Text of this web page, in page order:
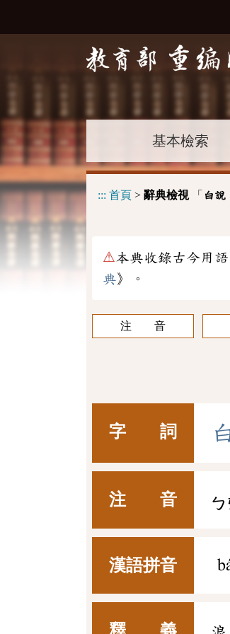
基本檢索
::: 首頁 > 辭典檢視「 白說
⚠本典收錄古今用語
典》。
注 音
字 詞
注 音 ㄅ
漢語拼音